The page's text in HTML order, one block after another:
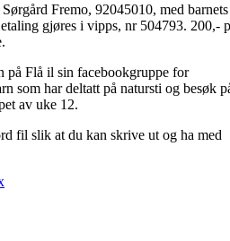
Fremo, 92045010, med barnets
gjøres i vipps, nr 504793. 200,-
på Flå il sin facebookgruppe for
som har deltatt på natursti og besøk
av uke 12.
fil slik at du kan skrive ut og ha med